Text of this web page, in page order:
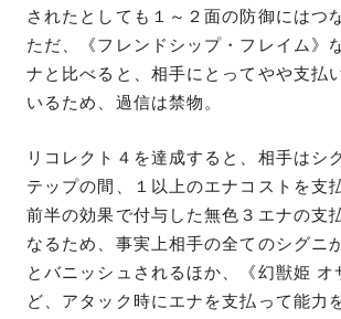
されたとしても１～２面の防御にはつ
ただ、《フレンドシップ・フレイム》
ナと比べると、相手にとってやや支払
いるため、過信は禁物。
リコレクト４を達成すると、相手はシ
テップの間、１以上のエナコストを支
前半の効果で付与した無色３エナの支
なるため、事実上相手の全てのシグニ
とバニッシュされるほか、《幻獣姫 オ
ど、アタック時にエナを支払って能力